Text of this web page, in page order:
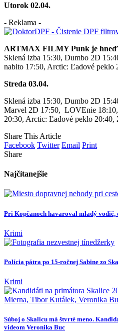
Utorok 02.04.
- Reklama -
ARTMAX FILMY Punk je hneď
Sklená izba 15:30, Dumbo 2D
nabito 17:50, Arctic: Ľadové peklo
Streda 03.04.
Sklená izba 15:30, Dumbo 2D
Marvel 2D 17:50, LOVEnie
20:30, Arctic: Ľadové peklo 20:40,
Share This Article
Facebook Twitter Email Print
Share
Najčítanejšie
Pri Kopčanoch havaroval mladý
Krimi
Polícia pátra po 15-ročnej Sabine zo
Krimi
Súboj o Skalicu má štvrté meno.
videom Veronika Buc